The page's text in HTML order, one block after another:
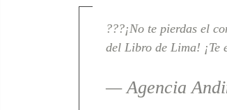
???¡No te pierdas el
del Libro de Lima! ¡Te
— Agencia